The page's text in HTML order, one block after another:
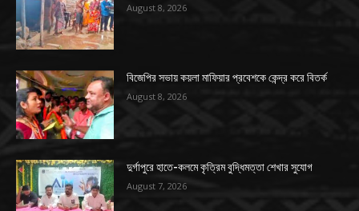
August 8, 2026
বিজেপির সভায় কয়লা মাফিয়ার প্রবেশকে কেন্দ্র করে বিতর্ক
August 8, 2026
দুর্গাপুরে হাতে-কলমে কৃত্রিম বুদ্ধিমত্তা শেখার সুযোগ
August 7, 2026